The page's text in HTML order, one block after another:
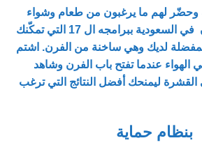
وحضّر لهم ما يرغبون من طعام وشواء
في السعودية
ببرامجه ال 17 التي تمكّنك
المفضلة لديك وهي ساخنة من الفرن. اشتم
الهواء عندما تفتح باب الفرن وشاهد
القشرة ليمنحك أفضل النتائج التي ترغب
بنظام حماية